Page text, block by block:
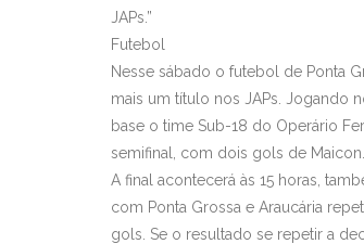
JAPs.”
Futebol
Nesse sábado o futebol de Ponta
mais um título nos JAPs. Jogando
base o time Sub-18 do Operário
semifinal, com dois gols de Maicon.
A final acontecerá às 15 horas,
com Ponta Grossa e Araucária
gols. Se o resultado se repetir a